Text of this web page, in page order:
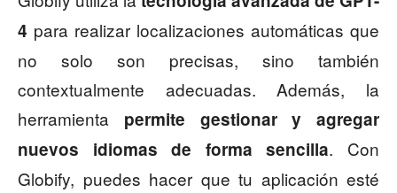
4 para realizar localizaciones automáticas que
no solo son precisas, sino también
contextualmente adecuadas. Además, la
herramienta permite gestionar y agregar
nuevos idiomas de forma sencilla. Con
Globify, puedes hacer que tu aplicación esté